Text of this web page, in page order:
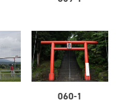
060-1